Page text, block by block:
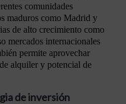
comunidades
maduros como Madrid y
de alto crecimiento como
mercados internacionales
permite aprovechar
alquiler y potencial de
de inversión